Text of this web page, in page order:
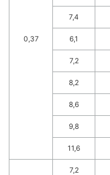
0,37
7,4
6,1
7,2
8,2
8,6
9,8
11,6
7,2